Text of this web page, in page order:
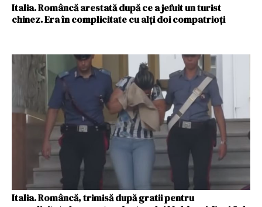
Italia. Româncă arestată după ce a jefuit un turist
chinez. Era în complicitate cu alți doi compatrioți
Italia. Româncă, trimisă după gratii pentru